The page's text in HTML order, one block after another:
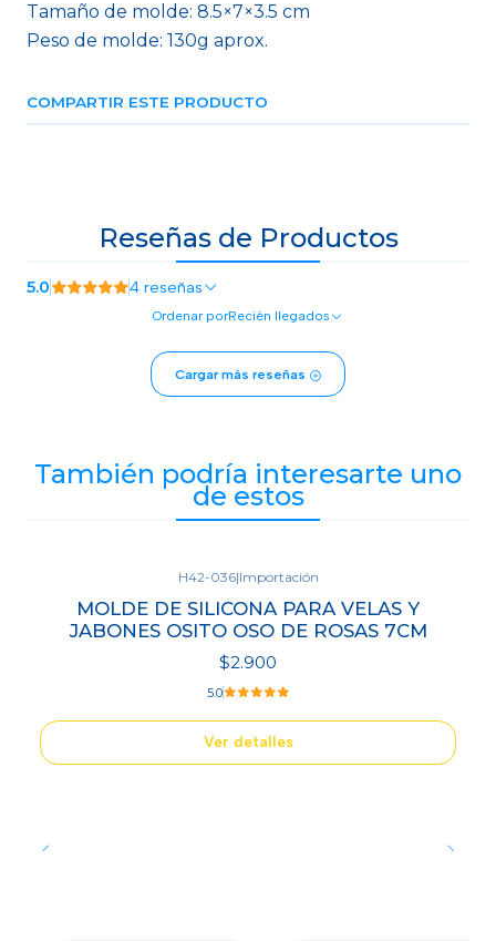
Tamaño de molde: 8.5×7×3.5 cm
Peso de molde: 130g aprox.
COMPARTIR ESTE PRODUCTO
Reseñas de Productos
5.0 4 reseñas
Ordenar porRecién llegados
Cargar más reseñas
También podría interesarte uno
de estos
H42-036|Importación
MOLDE DE SILICONA PARA VELAS Y
JABONES OSITO OSO DE ROSAS 7CM
$2.900
5.0
Ver detalles